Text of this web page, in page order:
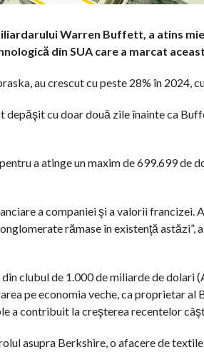
Warren Buffett, a atins
din SUA care a marcat
au crescut cu peste 28% în 2024,
cu doar două zile înainte ca
a atinge un maxim de 699.699 de
a companiei şi a valorii
rămase în existenţă
clubul de 1.000 de miliarde de
pe economia veche, ca proprietar al
a contribuit la creşterea recentelor
asupra Berkshire, o afacere de